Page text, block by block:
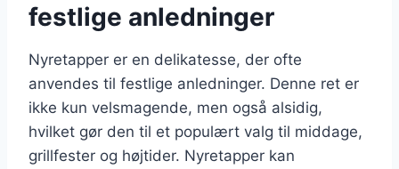
festlige anledninger
Nyretapper er en delikatesse, der ofte
anvendes til festlige anledninger. Denne ret er
ikke kun velsmagende, men også alsidig,
hvilket gør den til et populært valg til middage,
grillfester og højtider. Nyretapper kan